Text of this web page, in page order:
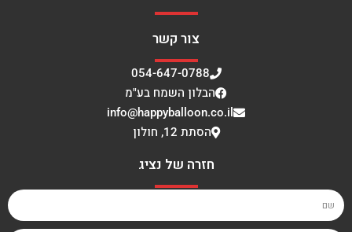
צור קשר
054-647-0788
הבלון השמח בע"מ
info@happyballoon.co.il
הסתת 12, חולון
חזרה של נציג